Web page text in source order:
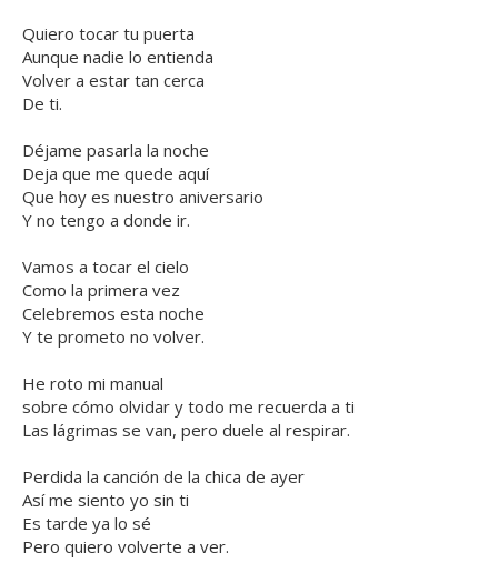
Quiero tocar tu puerta
Aunque nadie lo entienda
Volver a estar tan cerca
De ti.
Déjame pasarla la noche
Deja que me quede aquí
Que hoy es nuestro aniversario
Y no tengo a donde ir.
Vamos a tocar el cielo
Como la primera vez
Celebremos esta noche
Y te prometo no volver.
He roto mi manual
sobre cómo olvidar y todo me recuerda a ti
Las lágrimas se van, pero duele al respirar.
Perdida la canción de la chica de ayer
Así me siento yo sin ti
Es tarde ya lo sé
Pero quiero volverte a ver.